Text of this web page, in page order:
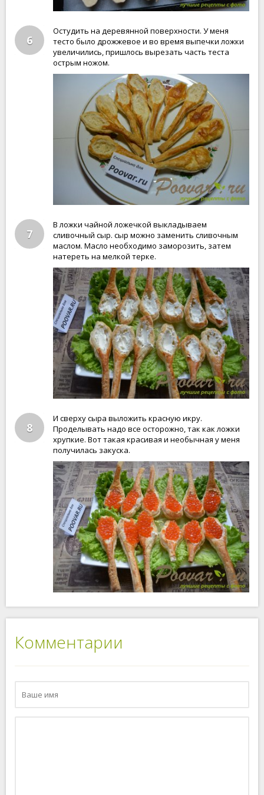
6
Остудить на деревянной поверхности. У меня
тесто было дрожжевое и во время выпечки ложки
увеличились, пришлось вырезать часть теста
острым ножом.
7
В ложки чайной ложечкой выкладываем
сливочный сыр. сыр можно заменить сливочным
маслом. Масло необходимо заморозить, затем
натереть на мелкой терке.
8
И сверху сыра выложить красную икру.
Проделывать надо все осторожно, так как ложки
хрупкие. Вот такая красивая и необычная у меня
получилась закуска.
Комментарии